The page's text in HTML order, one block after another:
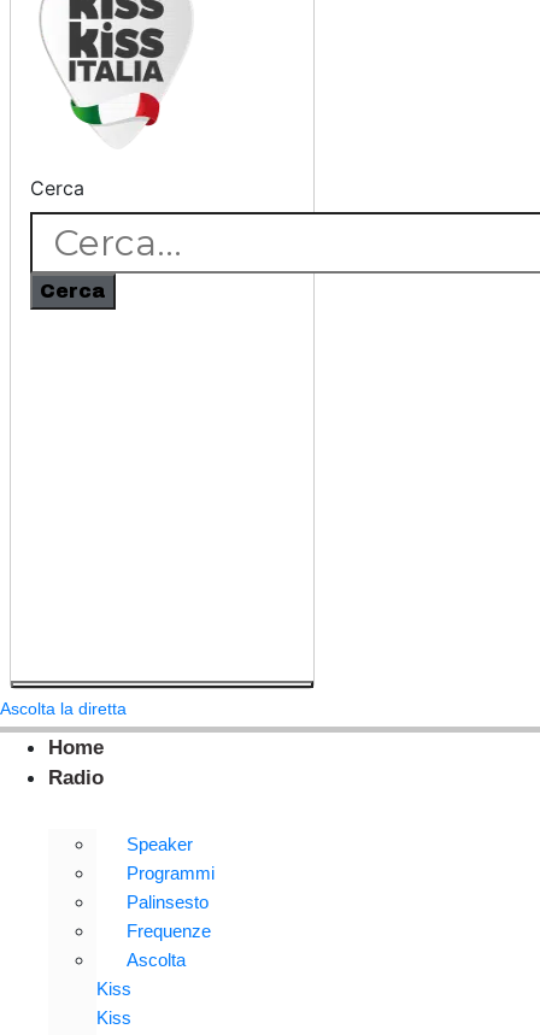
Cerca
Cerca
Ascolta la diretta
Home
Radio
Speaker
Programmi
Palinsesto
Frequenze
Ascolta
Kiss
Kiss